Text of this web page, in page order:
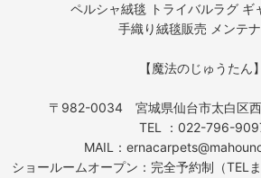
ペルシャ絨毯 トライバルラグ ギ
手織り絨毯販売 メンテ
【魔法のじゅうたん】
〒982-0034 宮城県仙台市太白区
TEL ：022-796-
MAIL：
ショールームオープン：完全予約制（TEL